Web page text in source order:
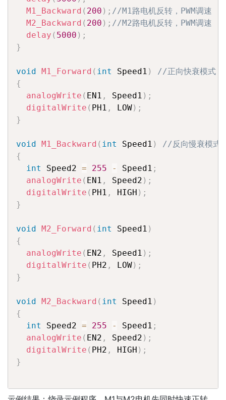
M1_Backward ( 200 ) ; //M1路电机反转，PWM调速
M2_Backward ( 200 ) ; //M2路电机反转，PWM调速
delay ( 5000 ) ;
}
void M1_Forward ( int Speed1 )
//正向快衰模式，
{
analogWrite ( EN1 , Speed1 ) ;
digitalWrite ( PH1 , LOW) ;
}
void M1_Backward ( int Speed1 )
//反向慢衰模式
{
int
Speed2 = 255 - Speed1 ;
analogWrite ( EN1 , Speed2 ) ;
digitalWrite ( PH1 , HIGH ) ;
}
void M2_Forward ( int Speed1 )
{
analogWrite ( EN2 , Speed1 ) ;
digitalWrite ( PH2 , LOW) ;
}
void M2_Backward ( int Speed1 )
{
int
Speed2 = 255 - Speed1 ;
analogWrite ( EN2 , Speed2 ) ;
digitalWrite ( PH2 , HIGH ) ;
}